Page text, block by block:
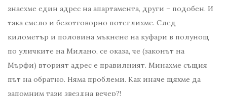
знаехме един адрес на апартамента, други – подобен. И
така смело и безотговорно потеглихме. След
километър и половина мъкнене на куфари в полунощ
по уличките на Милано, се оказа, че (законът на
Мърфи) вторият адрес е правилният. Минахме същия
път на обратно. Няма проблеми. Как иначе щяхме да
запомним тази звездна вечер?!